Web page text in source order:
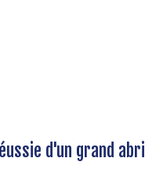
d'un grand abri